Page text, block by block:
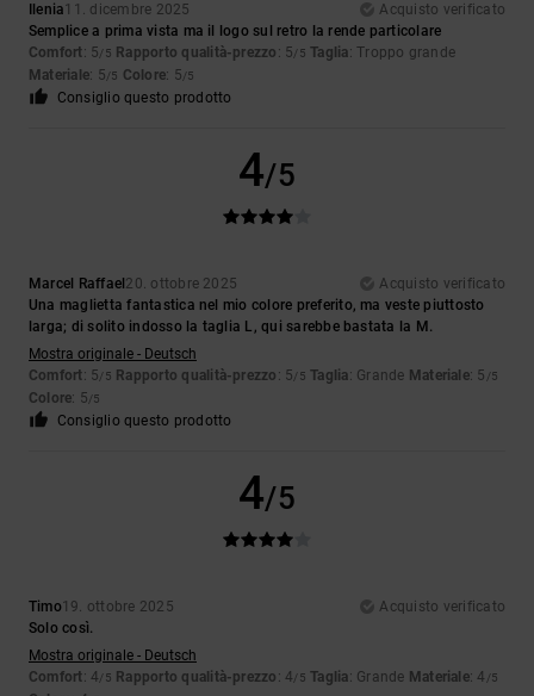
Ilenia11. dicembre 2025
Acquisto verificato
Semplice a prima vista ma il logo sul retro la rende particolare
Comfort: 5/5 Rapporto qualità-prezzo : 5/5 Taglia: Troppo grande
Materiale: 5/5 Colore: 5/5
Consiglio questo prodotto
4/5
Marcel Raffael 20. ottobre 2025
Acquisto verificato
Una maglietta fantastica nel mio colore preferito, ma veste piuttosto
larga; di solito indosso la taglia L, qui sarebbe bastata la M.
Mostra originale - Deutsch
Comfort: 5/5 Rapporto qualità-prezzo : 5/5 Taglia: Grande Materiale: 5 /5
Colore: 5/5
Consiglio questo prodotto
4/5
Timo19. ottobre 2025
Acquisto verificato
Solo così.
Mostra originale - Deutsch
Comfort: 4/5 Rapporto qualità-prezzo : 4/5 Taglia: Grande Materiale: 4 /5